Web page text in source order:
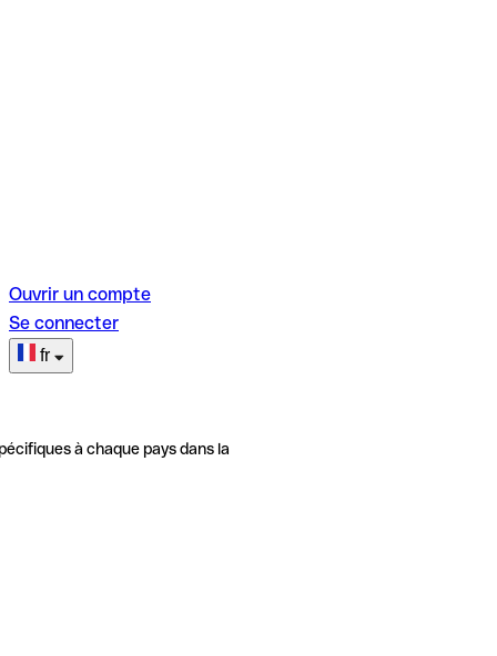
Ouvrir un compte
Se connecter
fr
à chaque pays dans la